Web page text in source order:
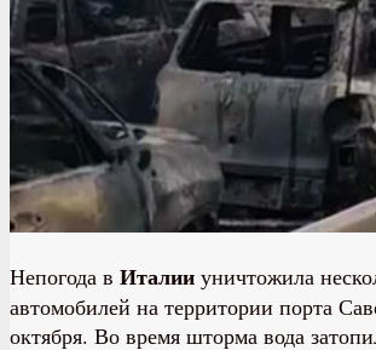
Непогода в Италии уничтожила
автомобилей на территории порта
октября. Во время шторма вода